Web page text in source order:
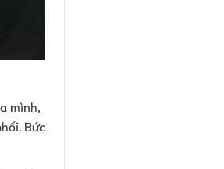
mình,
Bức